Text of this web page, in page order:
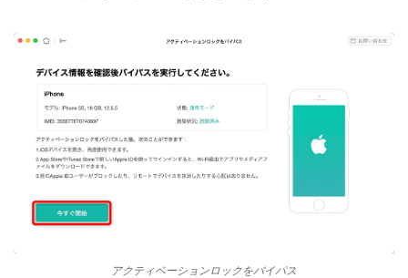
アクティベーションロックをバイパス